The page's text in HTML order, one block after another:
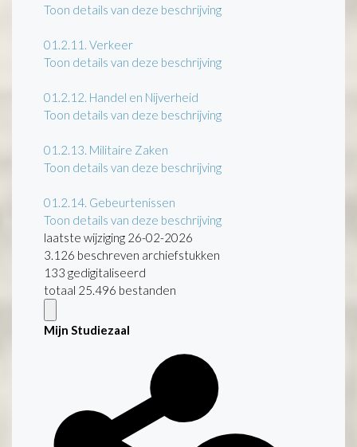
Toon details van deze beschrijving
01.2.11. Verkeer
Toon details van deze beschrijving
01.2.12. Handel en Nijverheid
Toon details van deze beschrijving
01.2.13. Militaire Zaken
Toon details van deze beschrijving
01.2.14. Gebeurtenissen
Toon details van deze beschrijving
laatste wijziging 26-02-2026
3.126 beschreven archiefstukken
133 gedigitaliseerd
totaal 25.496 bestanden
Mijn Studiezaal